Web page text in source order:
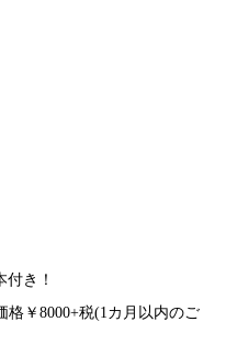
き！
￥8000+税(1カ月以内のご